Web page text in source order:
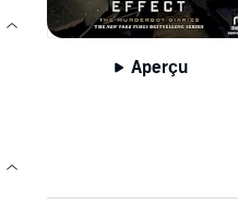
Aperçu